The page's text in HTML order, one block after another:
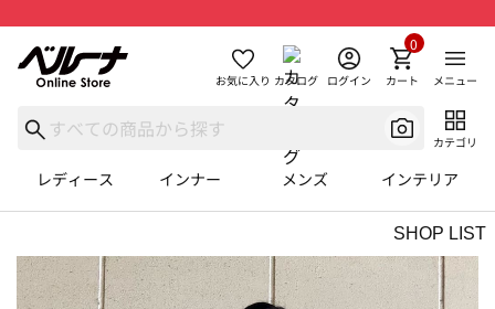
お気に入り カタログ ログイン カート
0
メニュー
カテゴリ
レディース インナー メンズ インテリア
SHOP LIST